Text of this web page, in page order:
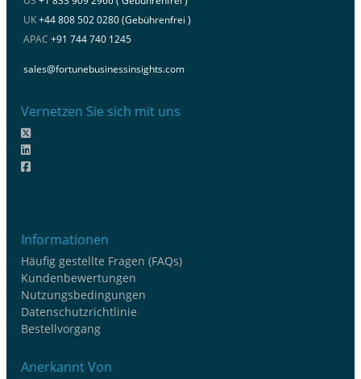
UK+44 808 502 0280 (Gebührenfrei )
APAC +91 744 740 1245
sales@fortunebusinessinsights.com
Vernetzen Sie sich mit uns
Informationen
Häufig gestellte Fragen (FAQs)
Kundenbewertungen
Nutzungsbedingungen
Datenschutzrichtlinie
Bestellvorgang
Anerkannt Von